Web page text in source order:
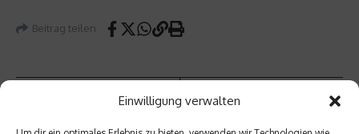
Einwilligung verwalten
Beitrag teilen